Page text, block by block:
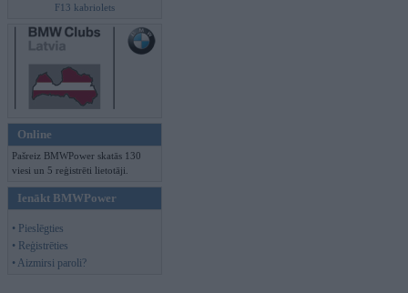
F13 kabriolets
Online
Pašreiz BMWPower skatās 130
viesi un 5 reģistrēti lietotāji.
Ienākt BMWPower
• Pieslēgties
• Reģistrēties
• Aizmirsi paroli?